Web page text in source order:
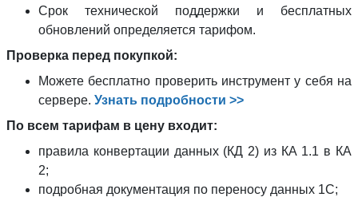
Срок технической поддержки и бесплатных
обновлений определяется тарифом.
Проверка перед покупкой:
Можете бесплатно проверить инструмент у себя на
сервере. Узнать подробности >>
По всем тарифам в цену входит:
правила конвертации данных (КД 2) из КА 1.1 в КА
2;
подробная документация по переносу данных 1С;